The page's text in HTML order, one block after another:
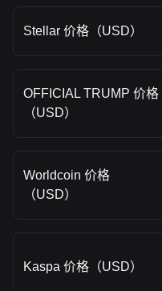
Stellar 价格（USD）
OFFICIAL TRUMP 价格
（USD）
Worldcoin 价格
（USD）
Kaspa 价格（USD）